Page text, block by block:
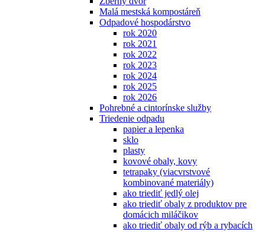
Malá mestská kompostáreň
Odpadové hospodárstvo
rok 2020
rok 2021
rok 2022
rok 2023
rok 2024
rok 2025
rok 2026
Pohrebné a cintorínske služby
Triedenie odpadu
papier a lepenka
sklo
plasty
kovové obaly, kovy
tetrapaky (viacvrstvové
kombinované materiály)
ako triediť jedlý olej
ako triediť obaly z produktov pre
domácich miláčikov
ako triediť obaly od rýb a rybacích